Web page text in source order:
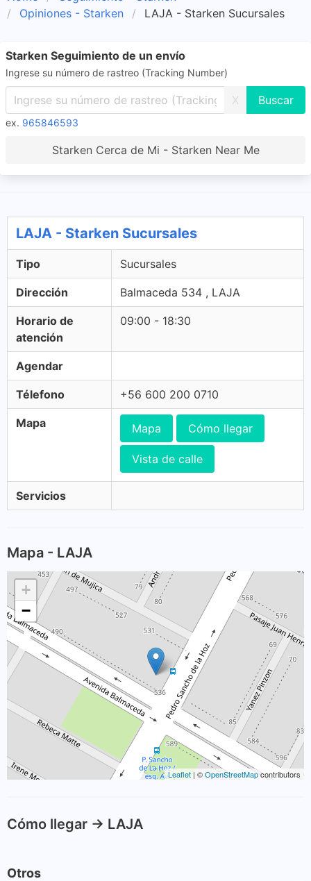
Opiniones - Starken
LAJA - Starken Sucursales
Starken Seguimiento de un envío
Ingrese su número de rastreo (Tracking Number)
X
ex. 965846593
Starken Cerca de Mi - Starken Near Me
LAJA - Starken Sucursales
Tipo Sucursales
Dirección Balmaceda 534 , LAJA
Horario de
atención
09:00 - 18:30
Agendar
Télefono +56 600 200 0710
Mapa Mapa Cómo llegar
Vista de calle
Servicios
Mapa - LAJA
+
−
Leaflet | ©OpenStreetMapcontributors
Cómo llegar -> LAJA
Otros